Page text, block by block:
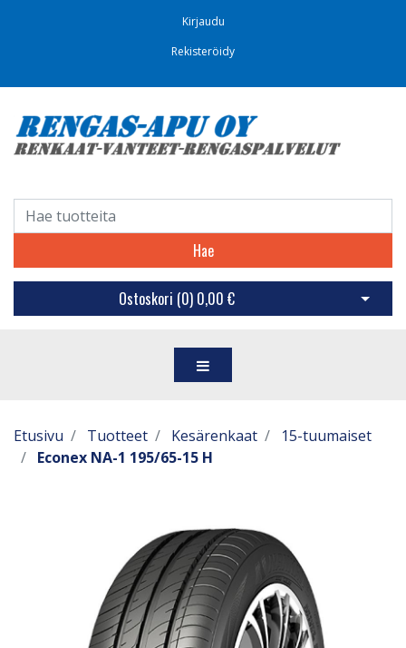
Kirjaudu
Rekisteröidy
Hae
Ostoskori (0) 0,00 € Avaa
Etusivu Tuotteet Kesärenkaat
15-tuumaiset
Econex NA-1 195/65-15 H